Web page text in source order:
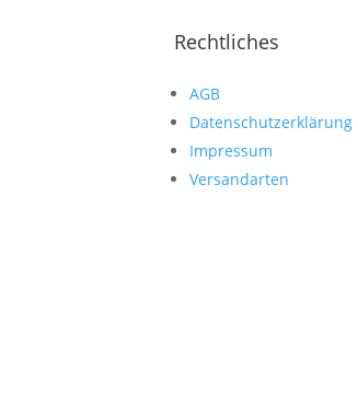
Rechtliches
AGB
Datenschutzerklärung
Impressum
Versandarten